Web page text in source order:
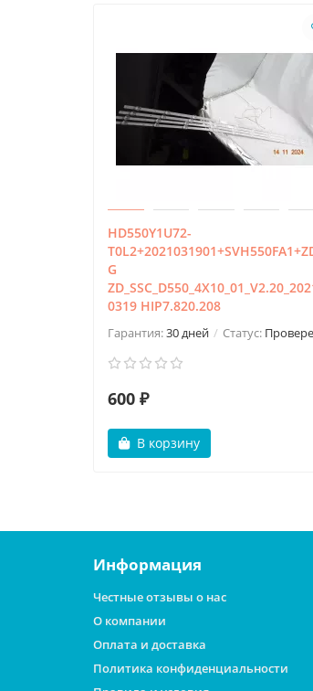
HD550Y1U72-
G
0319 HIP7.820.208
Гарантия:30 дней Статус:
600 ₽
В корзину
Информация
Честные отзывы о нас
О компании
Оплата и доставка
Политика конфиденциальности